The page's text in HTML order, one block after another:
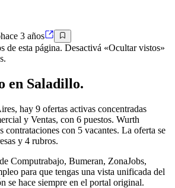
hace 3 años
de esta página. Desactivá «Ocultar vistos»
en Saladillo.
hay 9 ofertas activas concentradas
y Ventas, con 6 puestos. Wurth
contrataciones con 5 vacantes. La oferta se
y 4 rubros.
Computrabajo, Bumeran, ZonaJobs,
para que tengas una vista unificada del
se hace siempre en el portal original.